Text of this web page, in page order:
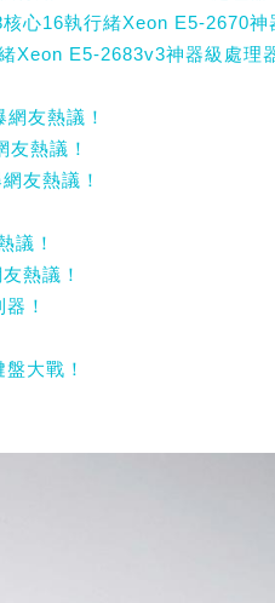
心16執行緒Xeon E5-2670神
Xeon E5-2683v3神器級處理
友熱議！
熱議！
友熱議！
議！
熱議！
！
大戰！